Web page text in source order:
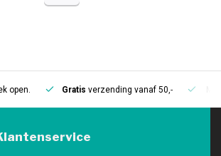
open. Gratis verzending vanaf 50,-